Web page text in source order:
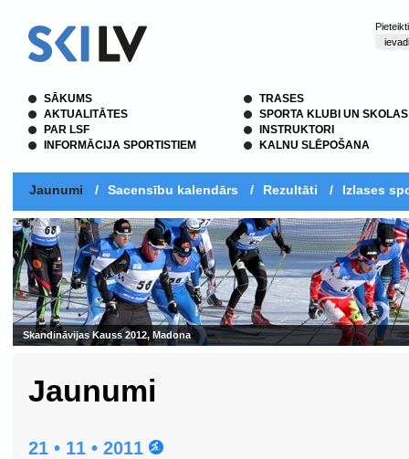
SĀKUMS
AKTUALITĀTES
PAR LSF
INFORMĀCIJA SPORTISTIEM
TRASES
SPORTA KLUBI UN SKOLAS
INSTRUKTORI
KALNU SLĒPOŠANA
Jaunumi / Sacensību kalendārs / Rezultāti / Izlases
Jaunumi
21 • 11 • 2011